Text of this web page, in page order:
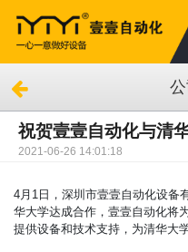
祝贺壹壹自动化与清
2021-06-26 14:01:18
4月1日，深圳市壹壹自动化设备
华大学达成合作，壹壹自动化将
提供设备和技术支持，为清华大